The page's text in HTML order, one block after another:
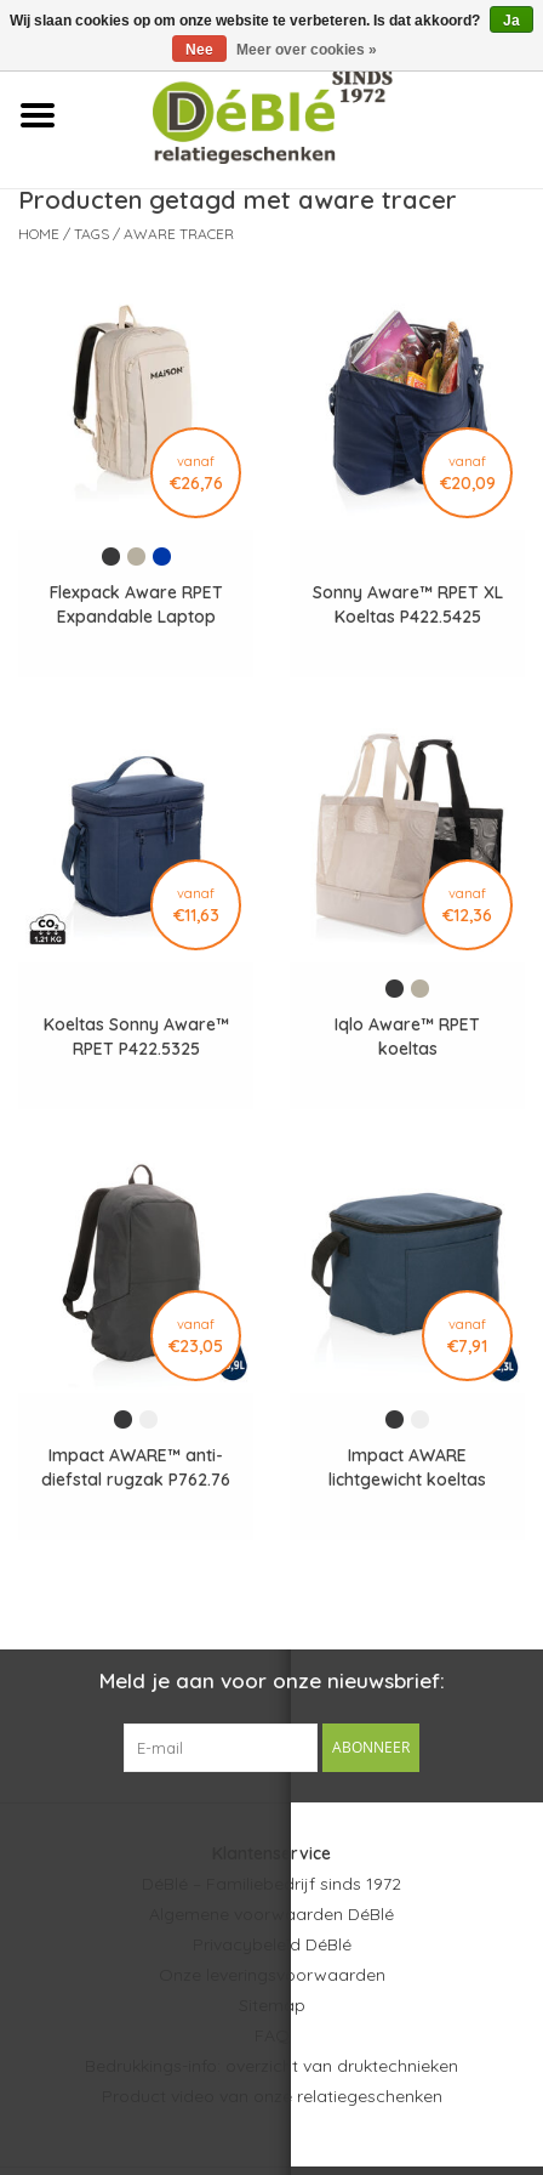
Over ons
Contact
Nieuws
Leveringsvoorwaarden
Producten getagd met aware tracer
HOME / TAGS / AWARE TRACER
vanaf
€26,76
Flexpack Aware RPET
Expandable Laptop
vanaf
€20,09
Sonny Aware™ RPET XL
Koeltas P422.5425
vanaf
€11,63
Koeltas Sonny Aware™
RPET P422.5325
vanaf
€12,36
Iqlo Aware™ RPET
koeltas
vanaf
€23,05
Impact AWARE™ anti-
diefstal rugzak P762.76
vanaf
€7,91
Impact AWARE
lichtgewicht koeltas
Meld je aan voor onze nieuwsbrief:
ABONNEER
Klantenservice
DéBlé – Familiebedrijf sinds 1972
Algemene voorwaarden DéBlé
Privacybeleid DéBlé
Onze leveringsvoorwaarden
Sitemap
Bedrukkings-info: overzicht van druktechnieken
Product video van onze relatiegeschenken
Wij slaan cookies op om onze website te verbeteren. Is dat akkoord?
Ja
Nee
Meer over cookies »